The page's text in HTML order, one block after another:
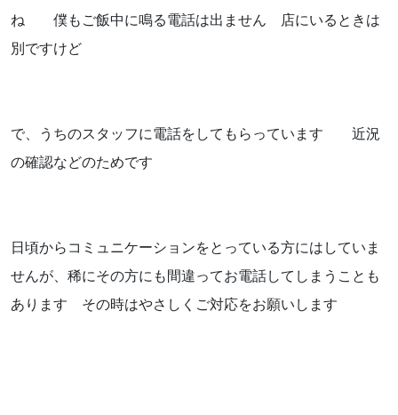
ね 僕もご飯中に鳴る電話は出ません 店にいるときは
別ですけど
で、うちのスタッフに電話をしてもらっています 近況
の確認などのためです
日頃からコミュニケーションをとっている方にはしていま
せんが、稀にその方にも間違ってお電話してしまうことも
あります その時はやさしくご対応をお願いします